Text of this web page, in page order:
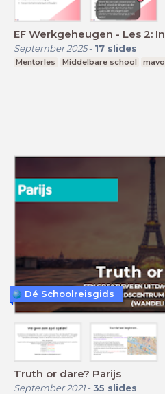
EF Werkgeheugen - Les 2:
September 2025- 17 slides
Mentorles Middelbare school
Truth or dare? Parijs
September 2021- 35 slides
Dé Schoolreisgids